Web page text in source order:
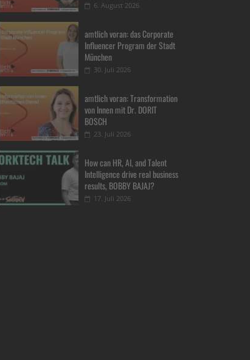
6. August 2026
amtlich voran: das Corporate
Influencer Program der Stadt
München
30. Juli 2026
amtlich voran: Transformation
von Innen mit Dr. DORIT
BOSCH
23. Juli 2026
How can HR, AI, and Talent
Intelligence drive real business
results, BOBBY BAJAJ?
17. Juli 2026